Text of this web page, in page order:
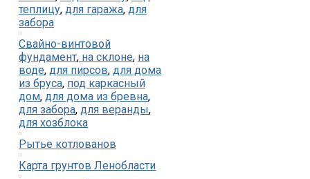
теплицу, для гаража, для
забора
Свайно-винтовой
фундамент, на склоне, на
воде, для пирсов, для дома
из бруса, под каркасный
дом, для дома из бревна,
для забора, для веранды,
для хозблока
Рытье котлованов
Карта грунтов Ленобласти